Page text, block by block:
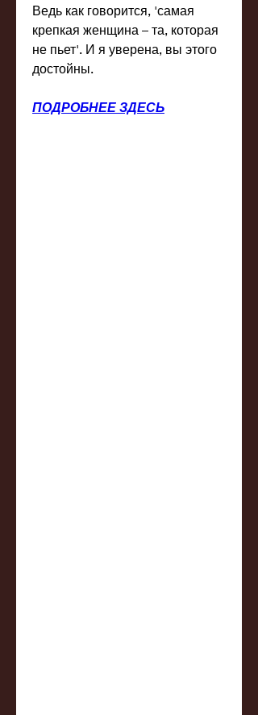
Ведь как говорится, 'самая
крепкая женщина – та, которая
не пьет'. И я уверена, вы этого
достойны.
ПОДРОБНЕЕ ЗДЕСЬ